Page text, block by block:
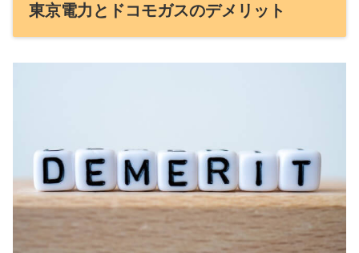
東京電力とドコモガスのデメリット